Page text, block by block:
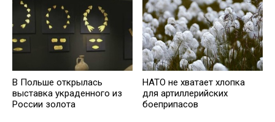
В Польше открылась
выставка украденного из
России золота
НАТО не хватает хлопка
для артиллерийских
боеприпасов